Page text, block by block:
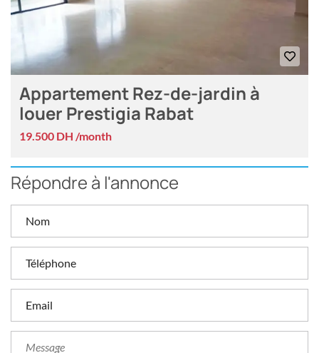
Appartement Rez-de-jardin à
louer Prestigia Rabat
19.500 DH /month
Répondre à l'annonce